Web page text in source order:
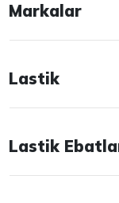
Markalar
Lastik
Lastik